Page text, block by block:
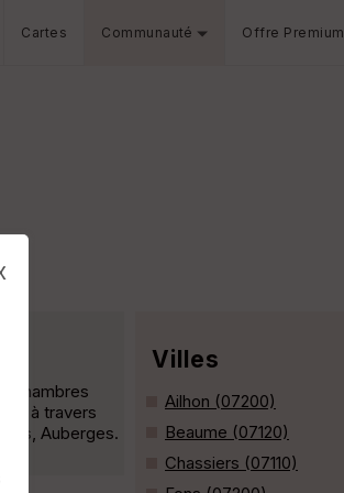
Cartes Communauté Offre Premium
Chambres
à travers
Auberges.
Villes
Ailhon (07200)
Beaume (07120)
Chassiers (07110)